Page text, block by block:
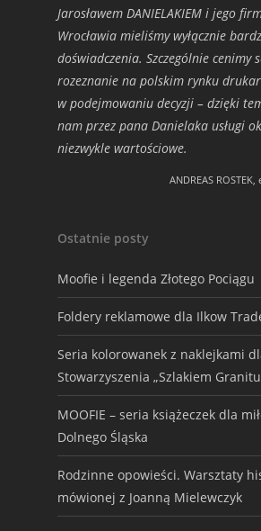
Jarosławem DANIELAKIEM i jego
Wrocławia mieliśmy wyłącznie
doświadczenia. Szczególnie cenimy
rozeznanie na polskim rynku
w podejmowaniu decyzji – dzięki
nam przez pana Danielaka usługi
niezwykle wartościowe.
ANDREAS
Ostatnie posty
Moofie i legenda Złotego Pociągu
Foldery reklamowe dla Ilkow
Seria kolorowanek z naklejkami
Stowarzyszenia „Szlakiem
MOOFIE – seria książeczek dla
Dolnego Śląska
Rodzinne opowieści. Warsztaty
mówionej z Joanną Mielewczyk